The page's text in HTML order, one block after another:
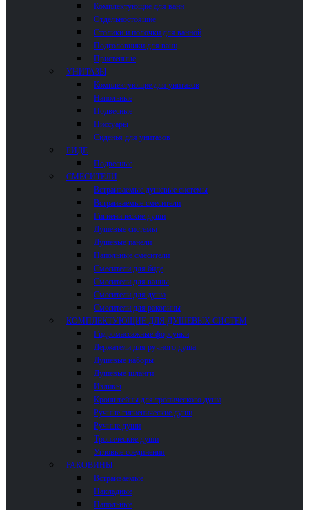
Комплектующие для ванн
Отдельностоящие
Столики и полочки для ванной
Подголовники для ванн
Пристенные
УНИТАЗЫ
Комплектующие для унитазов
Напольные
Подвесные
Писсуары
Сиденья для унитазов
БИДЕ
Подвесные
СМЕСИТЕЛИ
Встраиваемые душевые системы
Встраиваемые смесители
Гигиенические души
Душевые системы
Душевые панели
Напольные смесители
Смесители для биде
Смесители для ванны
Смесители для душа
Смесители для раковины
КОМПЛЕКТУЮЩИЕ ДЛЯ ДУШЕВЫХ СИСТЕМ
Гидромассажные форсунки
Держатели для ручного душа
Душевые наборы
Душевые шланги
Изливы
Кронштейны для тропического душа
Ручные гигиенические души
Ручные души
Тропические души
Угловые соединения
РАКОВИНЫ
Встраиваемые
Накладные
Напольные